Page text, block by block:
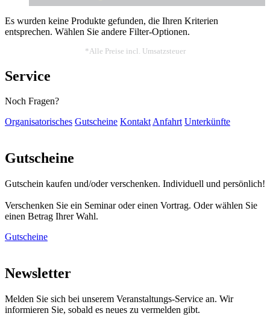
Es wurden keine Produkte gefunden, die Ihren Kriterien
entsprechen. Wählen Sie andere Filter-Optionen.
*Alle Preise incl. Umsatzsteuer
Service
Noch Fragen?
Organisatorisches Gutscheine KontaktAnfahrt Unterkünfte
Gutscheine
Gutschein kaufen und/oder verschenken. Individuell und persönlich!
Verschenken Sie ein Seminar oder einen Vortrag. Oder wählen Sie
einen Betrag Ihrer Wahl.
Gutscheine
Newsletter
Melden Sie sich bei unserem Veranstaltungs-Service an. Wir
informieren Sie, sobald es neues zu vermelden gibt.